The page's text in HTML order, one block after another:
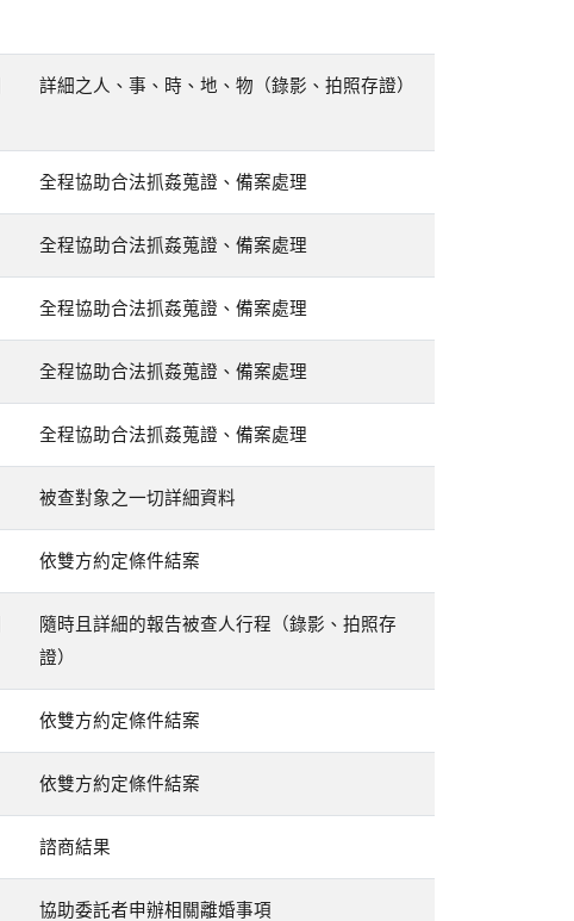
詳細之人、事、時、地、物（錄影、拍照存證）
全程協助合法抓姦蒐證、備案處理
全程協助合法抓姦蒐證、備案處理
全程協助合法抓姦蒐證、備案處理
全程協助合法抓姦蒐證、備案處理
全程協助合法抓姦蒐證、備案處理
被查對象之一切詳細資料
依雙方約定條件結案
隨時且詳細的報告被查人行程（錄影、拍照存
證）
依雙方約定條件結案
依雙方約定條件結案
諮商結果
協助委託者申辦相關離婚事項